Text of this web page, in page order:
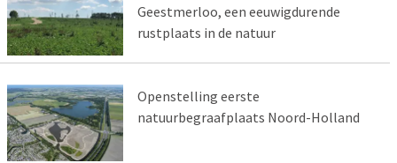
Geestmerloo, een eeuwigdurende
rustplaats in de natuur
Openstelling eerste
natuurbegraafplaats Noord-Holland